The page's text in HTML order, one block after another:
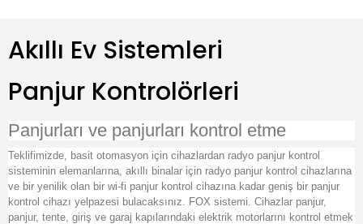
Akıllı Ev Sistemleri
Panjur Kontrolörleri
Panjurları ve panjurları kontrol etme
Teklifimizde, basit otomasyon için cihazlardan radyo panjur kontrol
sisteminin elemanlarına, akıllı binalar için radyo panjur kontrol cihazlarına
ve bir yenilik olan bir wi-fi panjur kontrol cihazına kadar geniş bir panjur
kontrol cihazı yelpazesi bulacaksınız. FOX sistemi. Cihazlar panjur,
panjur, tente, giriş ve garaj kapılarındaki elektrik motorlarını kontrol etmek